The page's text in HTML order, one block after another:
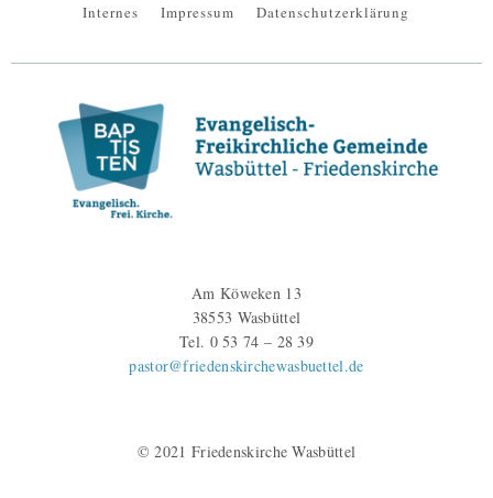
Internes Impressum Datenschutzerklärung
Am Köweken 13
38553 Wasbüttel
Tel. 0 53 74 – 28 39
pastor@friedenskirchewasbuettel.de
© 2021 Friedenskirche Wasbüttel